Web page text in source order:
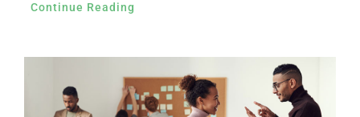
Continue Reading